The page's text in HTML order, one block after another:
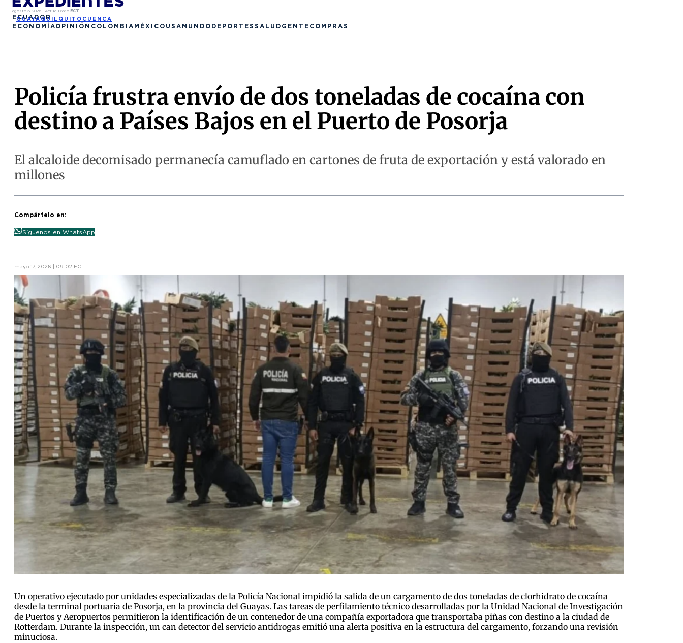
agosto 6, 2026 | Actualizado ECT
ECUADOR
GUAYAQUIL QUITO CUENCA
ECONOMÍAOPINIÓN COLOMBIA MÉXICO USA MUNDO DEPORTES SALUD GENTE COMPRAS
Policía frustra envío de dos toneladas de cocaína con
destino a Países Bajos en el Puerto de Posorja
El alcaloide decomisado permanecía camuflado en cartones de fruta de exportación y está valorado en
millones
Compártelo en:
Síguenos en WhatsApp
mayo 17, 2026 | 09:02 ECT
Un operativo ejecutado por unidades especializadas de la Policía Nacional impidió la salida de un cargamento de dos toneladas de clorhidrato de cocaína
desde la terminal portuaria de Posorja, en la provincia del Guayas. Las tareas de perfilamiento técnico desarrolladas por la Unidad Nacional de Investigación
de Puertos y Aeropuertos permitieron la identificación de un contenedor de una compañía exportadora que transportaba piñas con destino a la ciudad de
Rotterdam. Durante la inspección, un can detector del servicio antidrogas emitió una alerta positiva en la estructura del cargamento, forzando una revisión
minuciosa.